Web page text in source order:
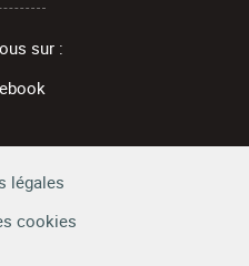
sur :
légales
cookies